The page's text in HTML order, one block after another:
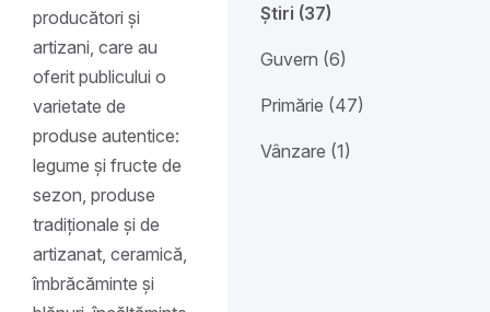
producători și
artizani, care au
oferit publicului o
varietate de
produse autentice:
legume și fructe de
sezon, produse
tradiționale și de
artizanat, ceramică,
îmbrăcăminte și
Știri (37)
Guvern (6)
Primărie (47)
Vânzare (1)